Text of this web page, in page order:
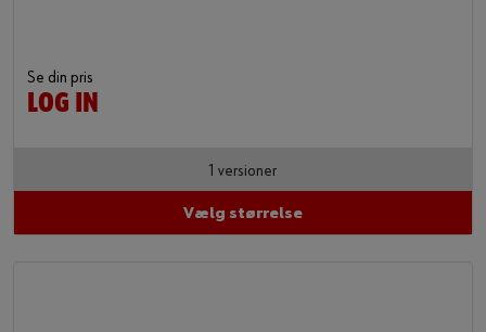
Se din pris
LOG IN
1 versioner
Vælg størrelse